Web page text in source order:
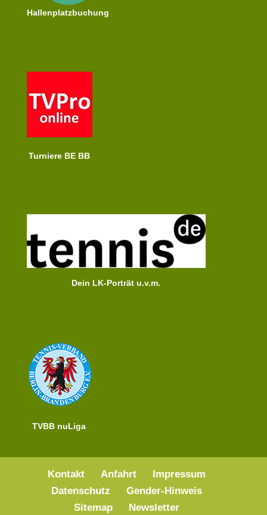
Hallenplatzbuchung
Turniere BE BB
Dein LK-Porträt u.v.m.
TVBB nuLiga
Kontakt Anfahrt
Impressum
Datenschutz
Gender-Hinweis
Sitemap
Newsletter